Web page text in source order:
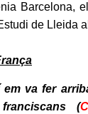
Barcelona,
de Lleida
em va fer
(C